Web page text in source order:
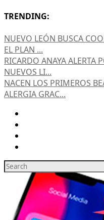
TRENDING:
NUEVO LEÓN BUSCA
EL PLAN ...
RICARDO ANAYA ALERTA
NUEVOS LI...
NACEN LOS PRIMEROS
ALERGIA GRAC...